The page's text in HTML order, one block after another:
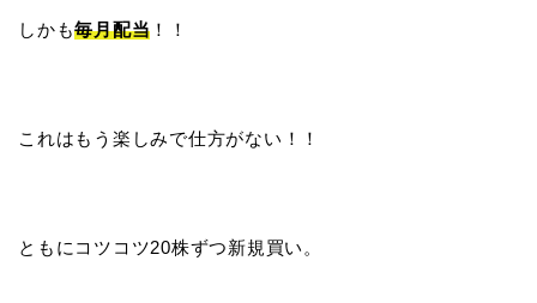
しかも毎月配当 ！！
これはもう楽しみで仕方がない！！
ともにコツコツ20株ずつ新規買い。